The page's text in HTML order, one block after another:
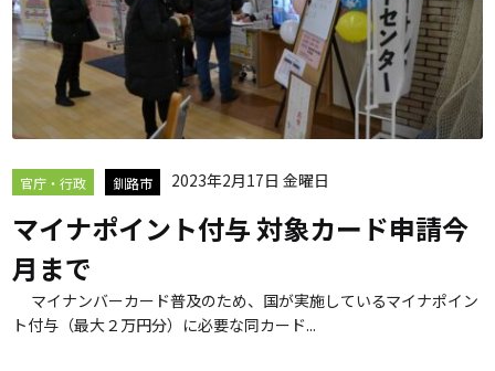
官庁・行政 釧路市 2023年2月17日 金曜日
マイナポイント付与 対象カード申請今
月まで
マイナンバーカード普及のため、国が実施しているマイナポイン
ト付与（最大２万円分）に必要な同カード...